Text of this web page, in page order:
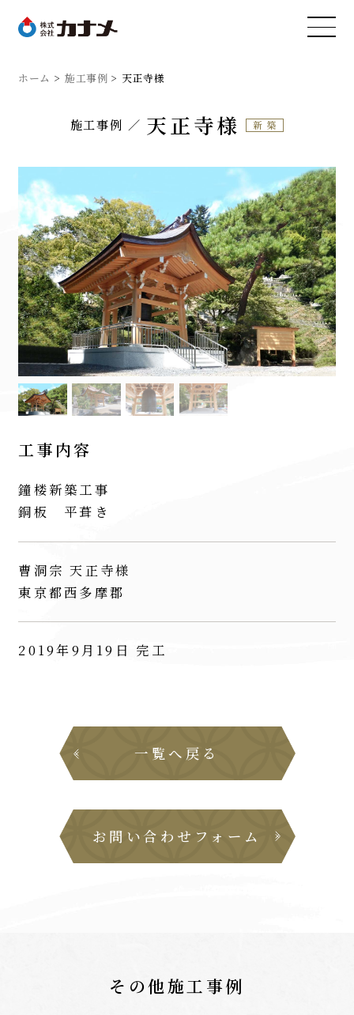
ホーム 施工事例 天正寺様
施工事例 天正寺様 新築
工事内容
鐘楼新築工事
銅板 平葺き
曹洞宗 天正寺様
東京都西多摩郡
2019年9月19日 完工
一覧へ戻る
お問い合わせフォーム
その他施工事例